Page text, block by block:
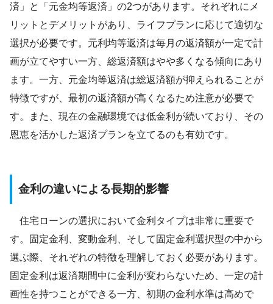
済」と「元金均等返済」の2つがあります。それぞれにメ
リットとデメリットがあり、ライフプランに応じて適切な
選択が必要です。元利均等返済は毎月の返済額が一定で計
画が立てやすい一方、総返済額はやや多くなる傾向にあり
ます。一方、元金均等返済は総返済額が抑えられることが
特徴ですが、最初の返済額が高くなるため注意が必要で
す。また、現在の金融環境では低金利が続いており、その
恩恵を活かした返済プランを立てるのも有効です。
金利の違いによる長期的影響
住宅ローンの選択において金利タイプは非常に重要で
す。固定金利、変動金利、そして固定金利選択型の中から
選ぶ際、それぞれの特徴を理解しておく必要があります。
固定金利は返済期間中に金利が変わらないため、一定の計
画性を持つことができる一方、初期の金利水準は高めで